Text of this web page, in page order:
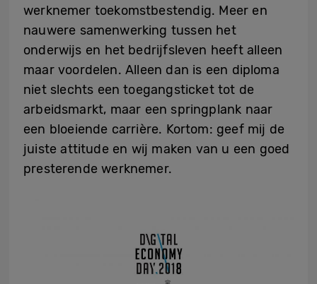
werknemer toekomstbestendig. Meer en
nauwere samenwerking tussen het
onderwijs en het bedrijfsleven heeft alleen
maar voordelen. Alleen dan is een diploma
niet slechts een toegangsticket tot de
arbeidsmarkt, maar een springplank naar
een bloeiende carrière. Kortom: geef mij de
juiste attitude en wij maken van u een goed
presterende werknemer.